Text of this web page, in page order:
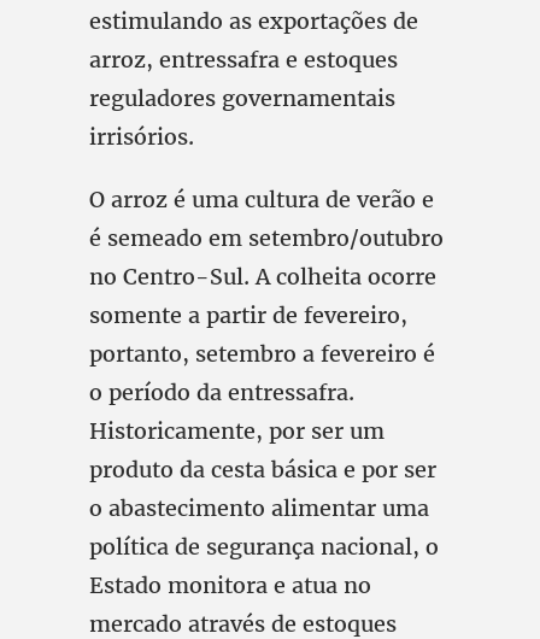
estimulando as exportações de
arroz, entressafra e estoques
reguladores governamentais
irrisórios.
O arroz é uma cultura de verão e
é semeado em setembro/outubro
no Centro-Sul. A colheita ocorre
somente a partir de fevereiro,
portanto, setembro a fevereiro é
o período da entressafra.
Historicamente, por ser um
produto da cesta básica e por ser
o abastecimento alimentar uma
política de segurança nacional, o
Estado monitora e atua no
mercado através de estoques